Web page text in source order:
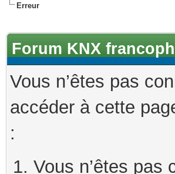
Erreur
Forum KNX
Vous n’êtes pas
accéder à cette
:
Vous n’êtes pas